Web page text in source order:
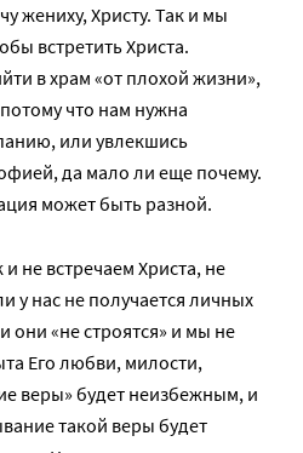
жениху, Христу. Так и мы
встретить Христа.
в храм «от плохой жизни»,
что нам нужна
или увлекшись
да мало ли еще почему.
может быть разной.
не встречаем Христа, не
у нас не получается личных
они «не строятся» и мы не
Его любви, милости,
веры» будет неизбежным, и
такой веры будет